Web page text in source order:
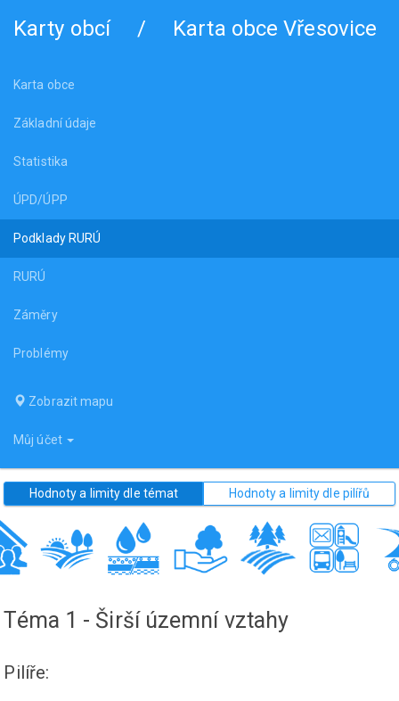
Karty obcí / Karta obce Vřesovice
Karta obce
Základní údaje
Statistika
ÚPD/ÚPP
Podklady RURÚ
RURÚ
Záměry
Problémy
Zobrazit mapu
Můj účet
Hodnoty a limity dle témat Hodnoty a limity dle pilířů
Téma 1 - Širší územní vztahy
Pilíře: